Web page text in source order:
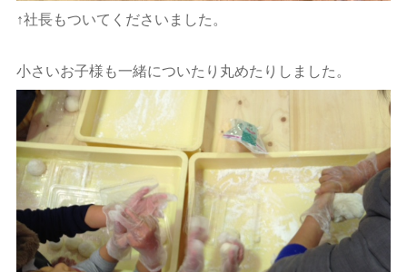
↑社長もついてくださいました。
小さいお子様も一緒についたり丸めたりしました。